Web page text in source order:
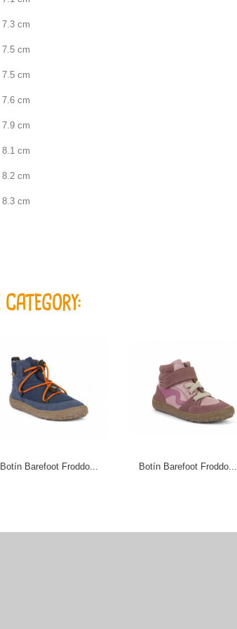
7.3 cm
7.5 cm
7.5 cm
7.6 cm
7.9 cm
8.1 cm
8.2 cm
8.3 cm
Botín Barefoot Froddo... Botín Barefoot Froddo...